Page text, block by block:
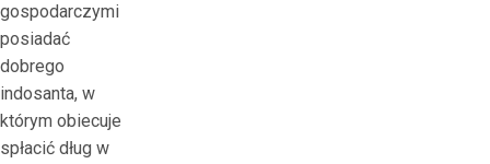
gospodarczymi
posiadać
dobrego
indosanta, w
którym obiecuje
spłacić dług w